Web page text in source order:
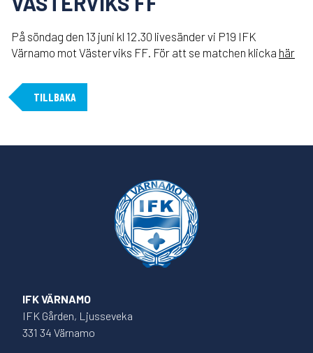
På söndag den 13 juni kl 12.30 livesänder vi P19 IFK
Värnamo mot Västerviks FF. För att se matchen klicka här
TILLBAKA
IFK VÄRNAMO
IFK Gården, Ljusseveka
331 34 Värnamo